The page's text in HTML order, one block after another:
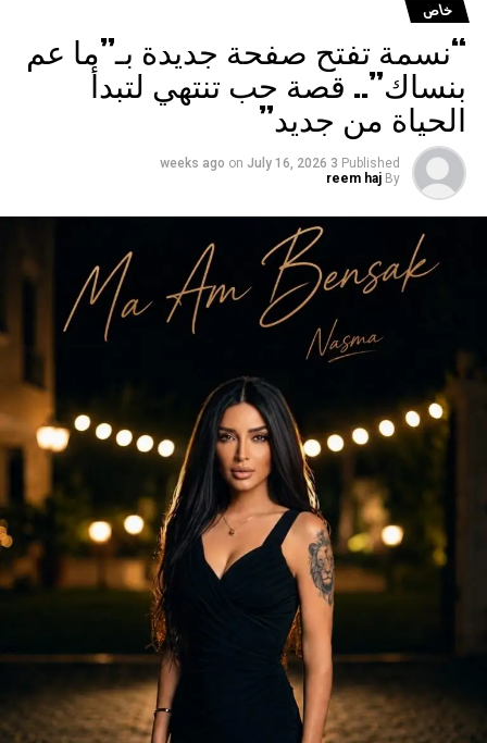
خاص
“نسمة تفتح صفحة جديدة بـ”ما عم
بنساك”.. قصة حب تنتهي لتبدأ
الحياة من جديد”
Published
3 weeks ago
on July 16, 2026
By
reem haj